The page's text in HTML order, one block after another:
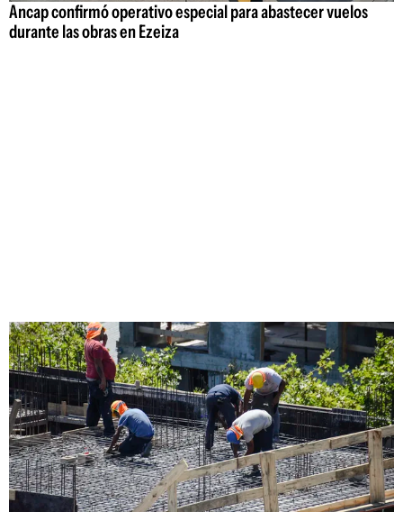
Ancap confirmó operativo especial para abastecer vuelos
durante las obras en Ezeiza